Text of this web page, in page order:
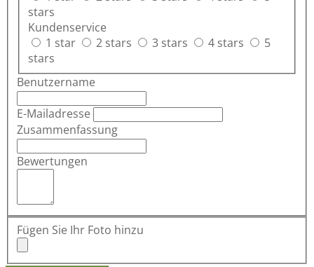
stars
Kundenservice
1 star
2 stars 3 stars 4 stars
5
stars
Benutzername
E-Mailadresse
Zusammenfassung
Bewertungen
Fügen Sie Ihr Foto hinzu